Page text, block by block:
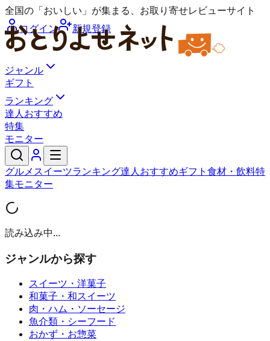
全国の「おいしい」が集まる、お取り寄せレビューサイト
ログイン
新規登録
ジャンル
ギフト
ランキング
達人おすすめ
特集
モニター
グルメ スイーツランキング達人おすすめギフト 食材・飲料特
集モニター
読み込み中...
ジャンルから探す
スイーツ・洋菓子
和菓子・和スイーツ
肉・ハム・ソーセージ
魚介類・シーフード
おかず・お惣菜